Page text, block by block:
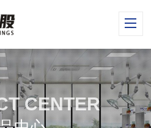
CENTER